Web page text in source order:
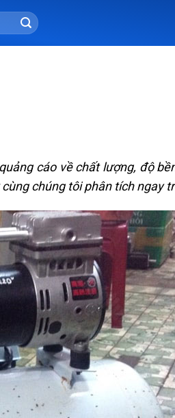
cáo về chất lượng, độ
chúng tôi phân tích ngay